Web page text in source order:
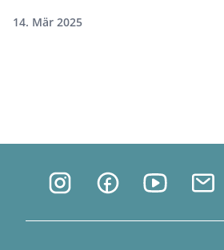
14. Mär 2025